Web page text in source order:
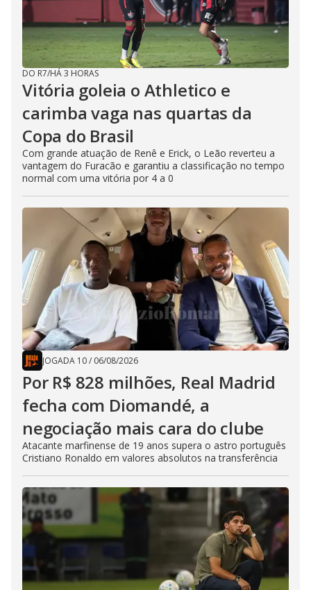
DO R7/HÁ 3 HORAS
Vitória goleia o Athletico e
carimba vaga nas quartas da
Copa do Brasil
Com grande atuação de Renê e Erick, o Leão reverteu a
vantagem do Furacão e garantiu a classificação no tempo
normal com uma vitória por 4 a 0
JOGADA 10/ 06/08/2026
Por R$ 828 milhões, Real Madrid
fecha com Diomandé, a
negociação mais cara do clube
Atacante marfinense de 19 anos supera o astro português
Cristiano Ronaldo em valores absolutos na transferência